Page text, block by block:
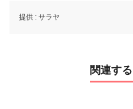
提供 : サラヤ
関連す